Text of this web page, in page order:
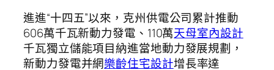
進進“十四五”以來，克州供電公司累計推動
606萬千瓦新動力發電、110萬天母室內設計
千瓦獨立儲能項目納進當地動力發展規劃，
新動力發電并網樂齡住宅設計增長率達